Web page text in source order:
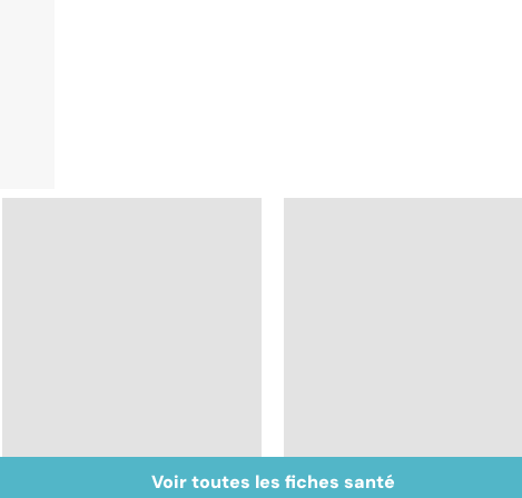
Le TDAH, un trouble Le mystère de la
Voir toutes les fiches santé